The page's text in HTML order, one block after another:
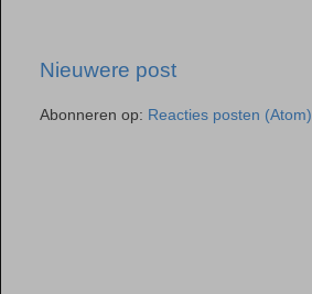
Nieuwere post
Abonneren op: Reacties posten (Atom)